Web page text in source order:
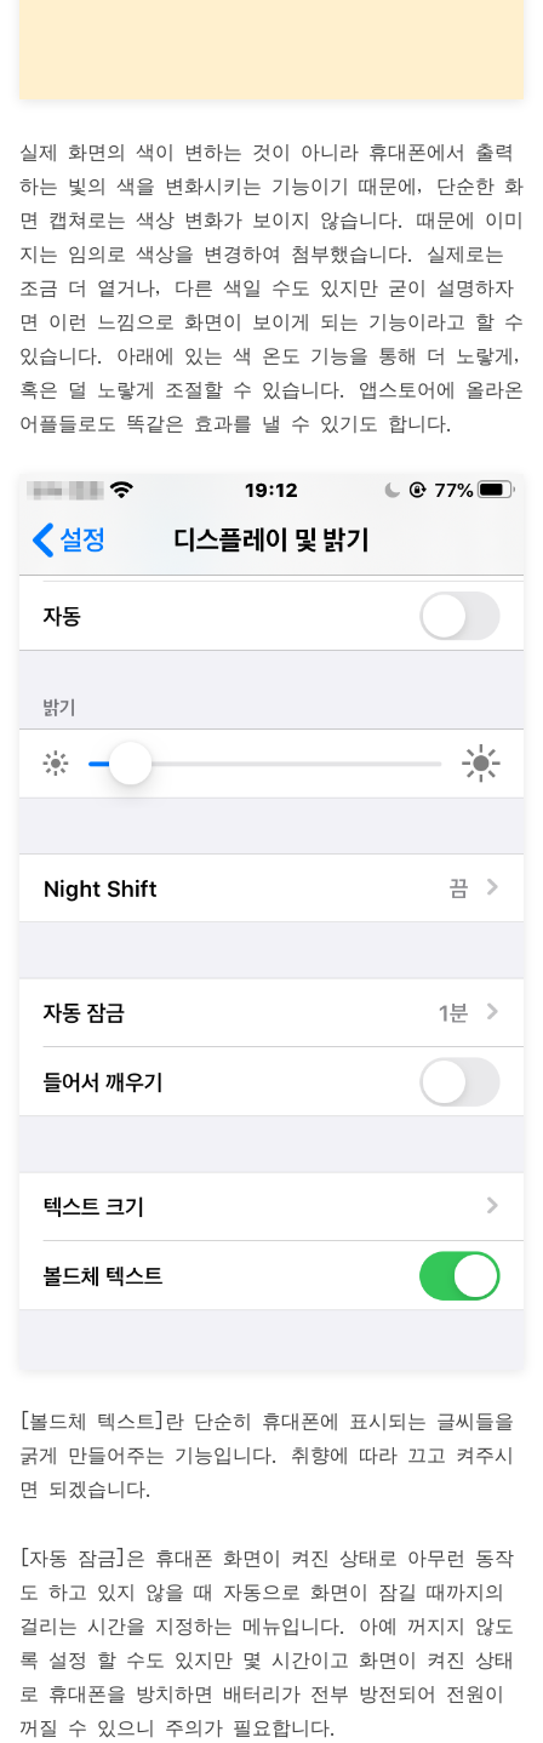
실제 화면의 색이 변하는 것이 아니라 휴대폰에서 출력
하는 빛의 색을 변화시키는 기능이기 때문에, 단순한 화
면 캡쳐로는 색상 변화가 보이지 않습니다. 때문에 이미
지는 임의로 색상을 변경하여 첨부했습니다. 실제로는
조금 더 옅거나, 다른 색일 수도 있지만 굳이 설명하자
면 이런 느낌으로 화면이 보이게 되는 기능이라고 할 수
있습니다. 아래에 있는 색 온도 기능을 통해 더 노랗게,
혹은 덜 노랗게 조절할 수 있습니다. 앱스토어에 올라온
어플들로도 똑같은 효과를 낼 수 있기도 합니다.
[볼드체 텍스트]란 단순히 휴대폰에 표시되는 글씨들을
굵게 만들어주는 기능입니다. 취향에 따라 끄고 켜주시
면 되겠습니다.
[자동 잠금]은 휴대폰 화면이 켜진 상태로 아무런 동작
도 하고 있지 않을 때 자동으로 화면이 잠길 때까지의
걸리는 시간을 지정하는 메뉴입니다. 아예 꺼지지 않도
록 설정 할 수도 있지만 몇 시간이고 화면이 켜진 상태
로 휴대폰을 방치하면 배터리가 전부 방전되어 전원이
꺼질 수 있으니 주의가 필요합니다.